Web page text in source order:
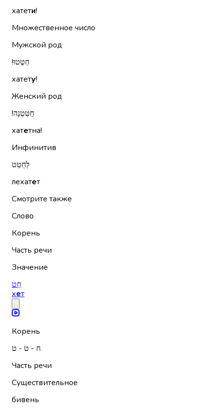
хатети!
Множественное число
Мужской род
חַטְּטוּ!‏
хатету!
Женский род
חַטֵּטְנָה!‏
хатетна!
Инфинитив
לְחַטֵּט
лехатет
Смотрите также
Слово
Корень
Часть речи
Значение
חֶט
хет
Корень
ח - ט - ט
Часть речи
Существительное
бивень